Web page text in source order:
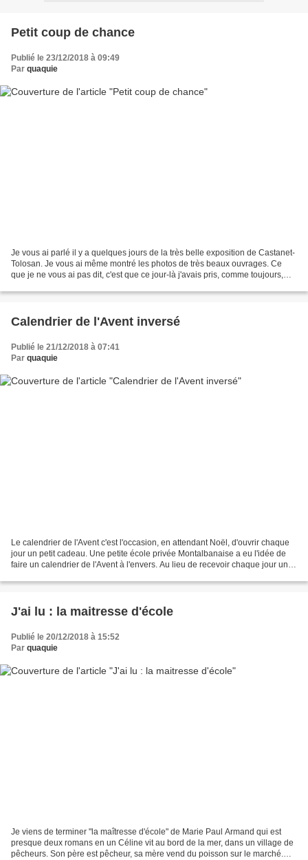
Petit coup de chance
Publié le 23/12/2018 à 09:49
Par quaquie
Je vous ai parlé il y a quelques jours de la très belle exposition de Castanet-
Tolosan. Je vous ai même montré les photos de très beaux ouvrages. Ce
que je ne vous ai pas dit, c'est que ce jour-là j'avais pris, comme toujours,
Calendrier de l'Avent inversé
Publié le 21/12/2018 à 07:41
Par quaquie
Le calendrier de l'Avent c'est l'occasion, en attendant Noël, d'ouvrir chaque
jour un petit cadeau. Une petite école privée Montalbanaise a eu l'idée de
faire un calendrier de l'Avent à l'envers. Au lieu de recevoir chaque jour un
J'ai lu : la maitresse d'école
Publié le 20/12/2018 à 15:52
Par quaquie
Je viens de terminer "la maîtresse d'école" de Marie Paul Armand qui est
presque deux romans en un Céline vit au bord de la mer, dans un village de
pêcheurs. Son père est pêcheur, sa mère vend du poisson sur le marché.